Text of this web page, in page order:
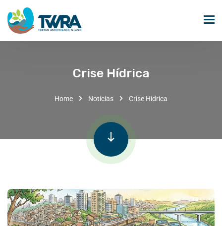
Crise Hídrica
Home Notícias Crise Hídrica